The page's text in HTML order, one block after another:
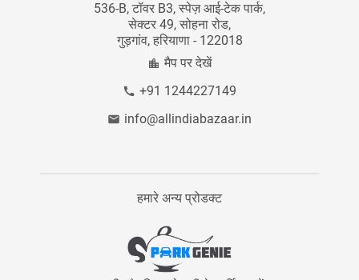
हमे संपर्क करें536-B, टॉवर B3, स्पेज़ आई-टेक पार्क,
सेक्टर 49, सोहना रोड,
गुड़गांव, हरियाणा - 122018
मैप पर देखें
+91 1244227149
info@allindiabazaar.in
हमारे अन्य प्रोडक्ट